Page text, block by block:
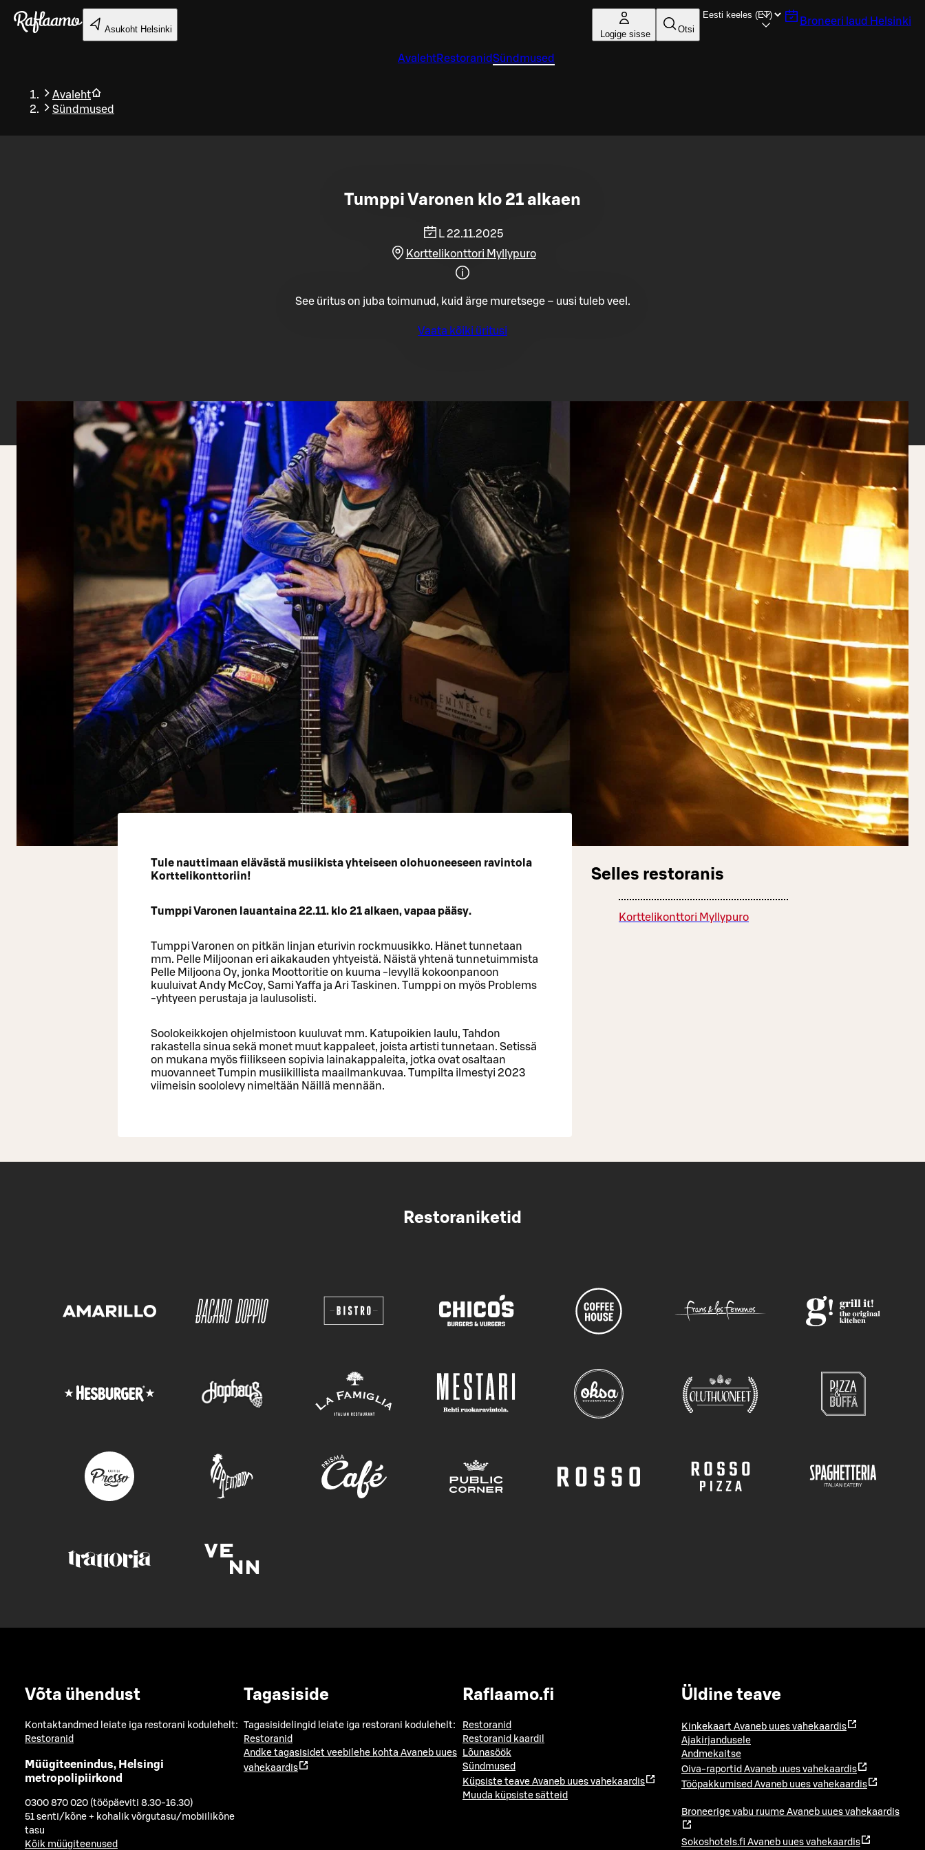
Liigu peamise sisu juurde
Asukoht Helsinki Logige sisse Otsi
Broneeri laud Helsinki
AvalehtRestoranidSündmused
Avaleht
Sündmused
Tagasi
Tumppi Varonen klo 21 alkaen
L 22.11.2025
Korttelikonttori Myllypuro
See üritus on juba toimunud, kuid ärge muretsege – uusi tuleb veel.
Vaata kõiki üritusi
Tule nauttimaan elävästä musiikista yhteiseen olohuoneeseen ravintola
Korttelikonttoriin!
Tumppi Varonen lauantaina 22.11. klo 21 alkaen, vapaa pääsy.
Tumppi Varonen on pitkän linjan eturivin rockmuusikko. Hänet tunnetaan
mm. Pelle Miljoonan eri aikakauden yhtyeistä. Näistä yhtenä tunnetuimmista
Pelle Miljoona Oy, jonka Moottoritie on kuuma -levyllä kokoonpanoon
kuuluivat Andy McCoy, Sami Yaffa ja Ari Taskinen. Tumppi on myös Problems
-yhtyeen perustaja ja laulusolisti.
Soolokeikkojen ohjelmistoon kuuluvat mm. Katupoikien laulu, Tahdon
rakastella sinua sekä monet muut kappaleet, joista artisti tunnetaan. Setissä
on mukana myös fiilikseen sopivia lainakappaleita, jotka ovat osaltaan
muovanneet Tumpin musiikillista maailmankuvaa. Tumpilta ilmestyi 2023
viimeisin soololevy nimeltään Näillä mennään.
Selles restoranis
Korttelikonttori Myllypuro
Restoraniketid
Võta ühendust
Kontaktandmed leiate iga restorani kodulehelt:
Restoranid
Müügiteenindus, Helsingi
metropolipiirkond
0300 870 020 (tööpäeviti 8.30-16.30)
51 senti/kõne + kohalik võrgutasu/mobiilikõne
tasu
Kõik müügiteenused
Tagasiside
Tagasisidelingid leiate iga restorani kodulehelt:
Restoranid
Andke tagasisidet veebilehe kohta Avaneb uues
vahekaardis
Raflaamo.fi
Restoranid
Restoranid kaardil
Lõunasöök
Sündmused
Küpsiste teave Avaneb uues vahekaardis
Muuda küpsiste sätteid
Üldine teave
Kinkekaart Avaneb uues vahekaardis
Ajakirjandusele
Andmekaitse
Oiva-raportid Avaneb uues vahekaardis
Tööpakkumised Avaneb uues vahekaardis
Broneerige vabu ruume Avaneb uues vahekaardis
Sokoshotels.fi Avaneb uues vahekaardis